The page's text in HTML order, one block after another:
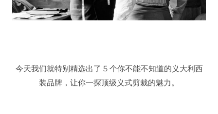
今天我们就特别精选出了 5 个你不能不知道的义大利西
装品牌，让你一探顶级义式剪裁的魅力。